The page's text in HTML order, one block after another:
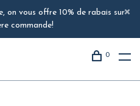
on vous offre 10% de rabais sur
commande!
0